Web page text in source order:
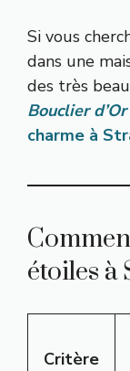
Si vous
dans une
des très
Bouclier d’Or
charme à
étoiles à
Critère